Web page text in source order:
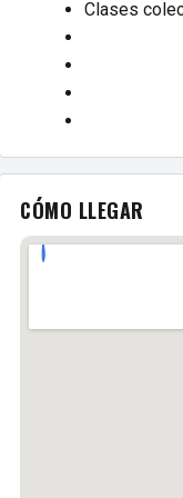
Clases
CÓMO LLEGAR